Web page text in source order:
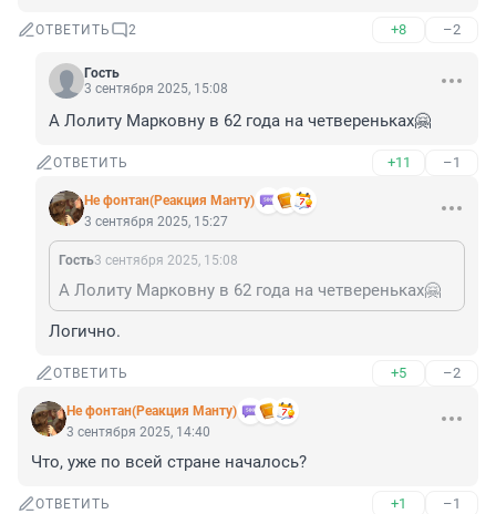
ОТВЕТИТЬ 2 +8 –2
Гость
3 сентября 2025, 15:08
А Лолиту Марковну в 62 года на четвереньках🤗
ОТВЕТИТЬ +11 –1
Не фонтан(Реакция Манту)
3 сентября 2025, 15:27
Гость3 сентября 2025, 15:08
А Лолиту Марковну в 62 года на четвереньках🤗
Логично.
ОТВЕТИТЬ +5 –2
Не фонтан(Реакция Манту)
3 сентября 2025, 14:40
Что, уже по всей стране началось?
ОТВЕТИТЬ +1 –1